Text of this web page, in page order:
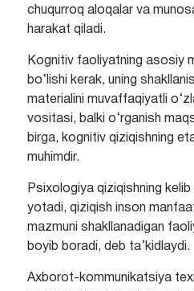
chuqurroq aloqalar va
harakat qiladi.
Kognitiv faoliyatning asosiy
bo‘lishi kerak, uning
materialini muvaffaqiyatli
vositasi, balki o‘rganish
birga, kognitiv qiziqishning
muhimdir.
Psixologiya qiziqishning
yotadi, qiziqish inson
mazmuni shakllanadigan
boyib boradi, deb ta’kidlaydi.
Axborot-kommunikatsiya